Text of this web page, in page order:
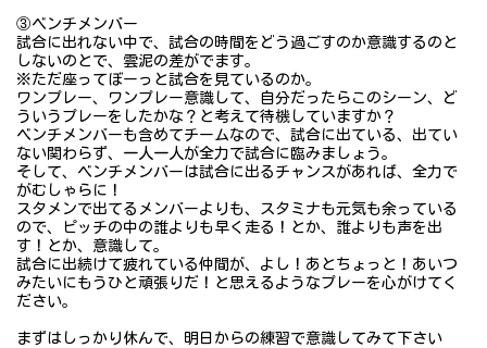
③ベンチメンバー
試合に出れない中で、試合の時間をどう過ごすのか意識するのと
しないのとで、雲泥の差がでます。
※ただ座ってぼーっと試合を見ているのか。
ワンプレー、ワンプレー意識して、自分だったらこのシーン、ど
ういうプレーをしたかな？と考えて待機していますか？
ベンチメンバーも含めてチームなので、試合に出ている、出てい
ない関わらず、一人一人が全力で試合に臨みましょう。
そして、ベンチメンバーは試合に出るチャンスがあれば、全力で
がむしゃらに！
スタメンで出てるメンバーよりも、スタミナも元気も余っている
ので、ピッチの中の誰よりも早く走る！とか、誰よりも声を出
す！とか、意識して。
試合に出続けて疲れている仲間が、よし！あとちょっと！あいつ
みたいにもうひと頑張りだ！と思えるようなプレーを心がけてく
ださい。
まずはしっかり休んで、明日からの練習で意識してみて下さい